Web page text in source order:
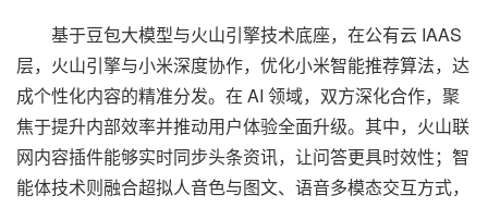
基于豆包大模型与火山引擎技术底座，在公有云 IAAS
层，火山引擎与小米深度协作，优化小米智能推荐算法，达
成个性化内容的精准分发。在 AI 领域，双方深化合作，聚
焦于提升内部效率并推动用户体验全面升级。其中，火山联
网内容插件能够实时同步头条资讯，让问答更具时效性；智
能体技术则融合超拟人音色与图文、语音多模态交互方式，